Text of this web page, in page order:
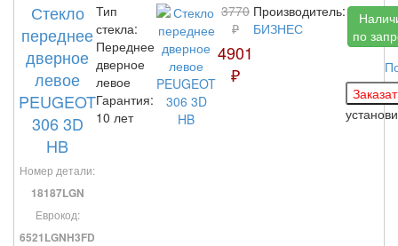
Стекло
переднее
дверное
левое
PEUGEOT
306 3D
HB
Номер детали:
18187LGN
Еврокод:
6521LGNH3FD
Тип
стекла:
Переднее
дверное
левое
Гарантия:
10 лет
3770
₽
4901
₽
Производитель:
БИЗНЕС
по